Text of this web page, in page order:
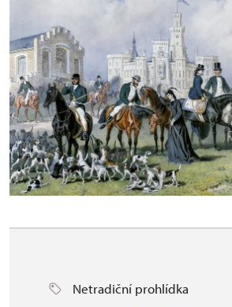
Netradiční prohlídka